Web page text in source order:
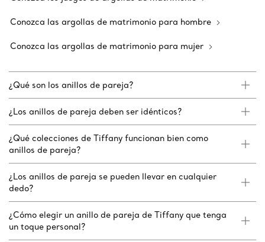
Conozca las argollas de matrimonio para hombre
Conozca las argollas de matrimonio para mujer
¿Qué son los anillos de pareja?
¿Los anillos de pareja deben ser idénticos?
¿Qué colecciones de Tiffany funcionan bien como
anillos de pareja?
¿Los anillos de pareja se pueden llevar en cualquier
dedo?
¿Cómo elegir un anillo de pareja de Tiffany que tenga
un toque personal?